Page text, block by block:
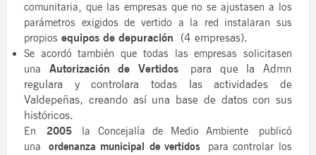
comunitaria, que las empresas que no se ajustasen a los
parámetros exigidos de vertido a la red instalaran sus
propios equipos de depuración (4 empresas).
Se acordó también que todas las empresas solicitasen
una Autorización de Vertidos para que la Admn
regulara y controlara todas las actividades de
Valdepeñas, creando así una base de datos con sus
históricos.
En 2005la Concejalía de Medio Ambiente
publicó
una ordenanza municipal de vertidos para controlar los